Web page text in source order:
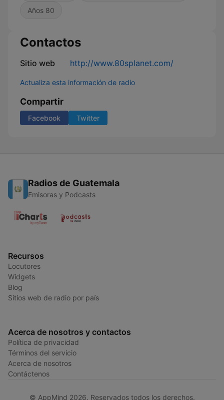
Años 80
Contactos
Sitio web http://www.80splanet.com/
Actualiza esta información de radio
Compartir
Facebook Twitter
Radios de Guatemala
Emisoras y Podcasts
Recursos
Locutores
Widgets
Blog
Sitios web de radio por país
Acerca de nosotros y contactos
Política de privacidad
Términos del servicio
Acerca de nosotros
Contáctenos
© AppMind 2026. Reservados todos los derechos.